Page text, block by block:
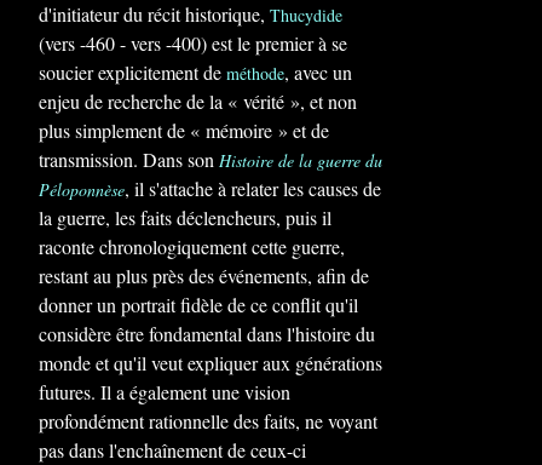
d'initiateur du récit historique, Thucydide
(vers -460 - vers -400) est le premier à se
soucier explicitement de méthode, avec un
enjeu de recherche de la « vérité », et non
plus simplement de « mémoire » et de
transmission. Dans son Histoire de la guerre du
Péloponnèse, il s'attache à relater les causes de
la guerre, les faits déclencheurs, puis il
raconte chronologiquement cette guerre,
restant au plus près des événements, afin de
donner un portrait fidèle de ce conflit qu'il
considère être fondamental dans l'histoire du
monde et qu'il veut expliquer aux générations
futures. Il a également une vision
profondément rationnelle des faits, ne voyant
pas dans l'enchaînement de ceux-ci